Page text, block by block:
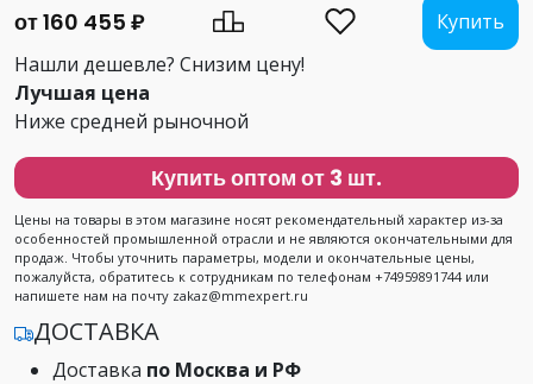
от 160 455 ₽
Купить
Нашли дешевле? Снизим цену!
Лучшая цена
Ниже средней рыночной
Купить оптом от 3 шт.
Цены на товары в этом магазине носят рекомендательный характер из-за
особенностей промышленной отрасли и не являются окончательными для
продаж. Чтобы уточнить параметры, модели и окончательные цены,
пожалуйста, обратитесь к сотрудникам по телефонам +74959891744 или
напишете нам на почту zakaz@mmexpert.ru
ДОСТАВКА
Доставка по Москва и РФ